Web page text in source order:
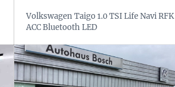
Volkswagen Taigo 1.0 TSI Life Navi RFK
ACC Bluetooth LED